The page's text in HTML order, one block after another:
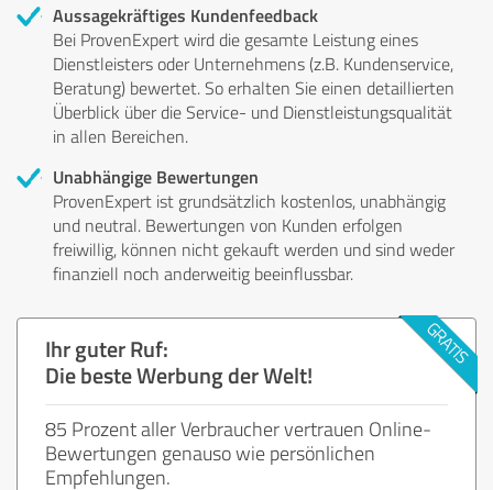
Aussagekräftiges Kundenfeedback
Bei ProvenExpert wird die gesamte Leistung eines
Dienstleisters oder Unternehmens (z.B. Kundenservice,
Beratung) bewertet. So erhalten Sie einen detaillierten
Überblick über die Service- und Dienstleistungsqualität
in allen Bereichen.
Unabhängige Bewertungen
ProvenExpert ist grundsätzlich kostenlos, unabhängig
und neutral. Bewertungen von Kunden erfolgen
freiwillig, können nicht gekauft werden und sind weder
finanziell noch anderweitig beeinflussbar.
Ihr guter Ruf:
Die beste Werbung der Welt!
85 Prozent aller Verbraucher vertrauen Online-
Bewertungen genauso wie persönlichen
Empfehlungen.